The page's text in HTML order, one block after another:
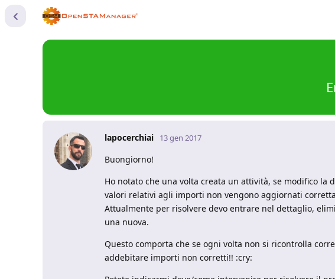
lapocerchiai 13 gen 2017
Buongiorno!
Ho notato che una volta creata un attività, se modifico
valori relativi agli importi non vengono aggiornati
Attualmente per risolvere devo entrare nel dettaglio,
una nuova.
Questo comporta che se ogni volta non si ricontrolla
addebitare importi non corretti!! :cry: